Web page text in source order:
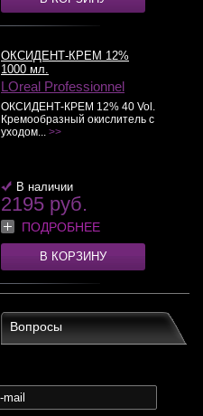
ОКСИДЕНТ-КРЕМ 12%
1000 мл.
LOreal Professionnel
ОКСИДЕНТ-КРЕМ 12% 40 Vol.
Кремообразный окислитель с
уходом... >>
В наличии
2195 руб.
ПОДРОБНЕЕ
В КОРЗИНУ
Вопросы